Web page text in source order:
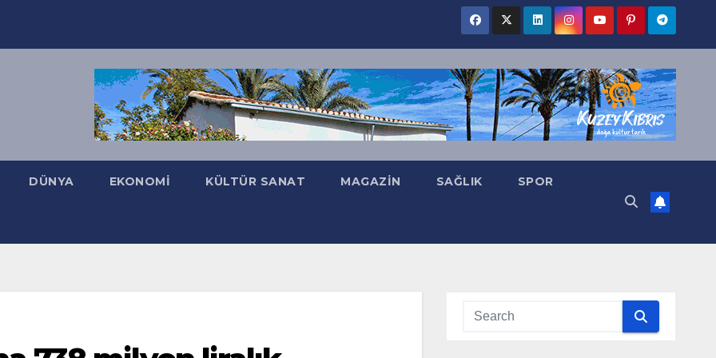
DÜNYA EKONOMI KÜLTÜR SANAT MAGAZIN SAĞLIK SPOR